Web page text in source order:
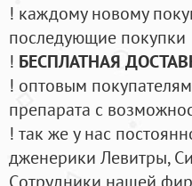
! каждому новому
последующие покупки
! БЕСПЛАТНАЯ
! оптовым
препарата с
! так же у нас
дженерики Левитры,